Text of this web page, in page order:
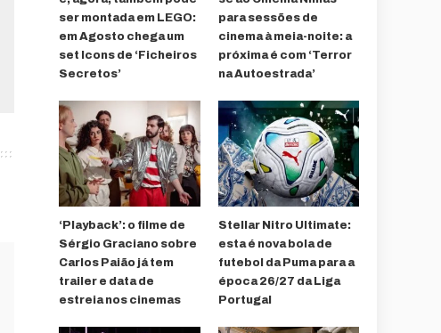
ser montada em LEGO:
em Agosto chega um
set Icons de ‘Ficheiros
Secretos’
para sessões de
cinema à meia-noite: a
próxima é com ‘Terror
na Autoestrada’
‘Playback’: o filme de
Sérgio Graciano sobre
Carlos Paião já tem
trailer e data de
estreia nos cinemas
Stellar Nitro Ultimate:
esta é nova bola de
futebol da Puma para a
época 26/27 da Liga
Portugal